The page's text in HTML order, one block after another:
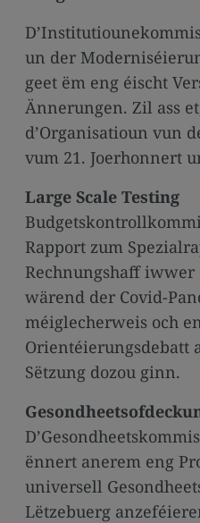
un der
geet ëm eng éischt
Ännerungen. Zil ass
d’Organisatioun vun
vum 21. Joerhonnert
Large Scale Testing
Rapport zum
Rechnungshaff iwwer
wärend der Covid-
méiglecherweis och
Orientéierungsdebatt
Sëtzung dozou ginn.
ënnert anerem eng
universell
Lëtzebuerg